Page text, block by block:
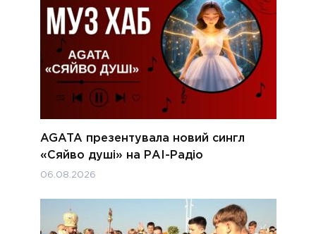
AGATA презентувала новий сингл
«Сяйво душі» на РАІ-Радіо
06.08.2026